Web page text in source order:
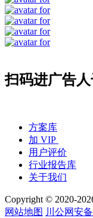
扫码进广告
方案库
加 VIP
用户评价
行业报告库
关于我们
Copyright © 2020-
网站地图 川公网安